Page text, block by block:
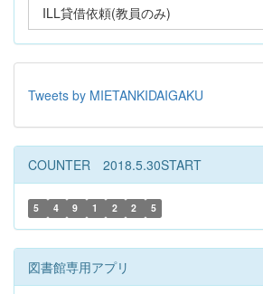
ILL貸借依頼(教員のみ)
Tweets by MIETANKIDAIGAKU
COUNTER 2018.5.30START
5 4 9 1 2 2 5
図書館専用アプリ